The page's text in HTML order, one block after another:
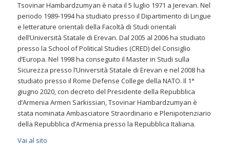
Tsovinar Hambardzumyan è nata il 5 luglio 1971 a Jerevan. Nel
periodo 1989-1994 ha studiato presso il Dipartimento di Lingue
e letterature orientali della Facoltà di Studi orientali
dell’Università Statale di Erevan. Dal 2005 al 2006 ha studiato
presso la School of Political Studies (CRED) del Consiglio
d’Europa. Nel 1998 ha conseguito il Master in Studi sulla
Sicurezza presso l’Università Statale di Erevan e nel 2008 ha
studiato presso il Rome Defense College della NATO. Il 1°
giugno 2020, con decreto del Presidente della Repubblica
d’Armenia Armen Sarkissian, Tsovinar Hambardzumyan è
stata nominata Ambasciatore Straordinario e Plenipotenziario
della Repubblica d’Armenia presso la Repubblica Italiana.
Vai al sito